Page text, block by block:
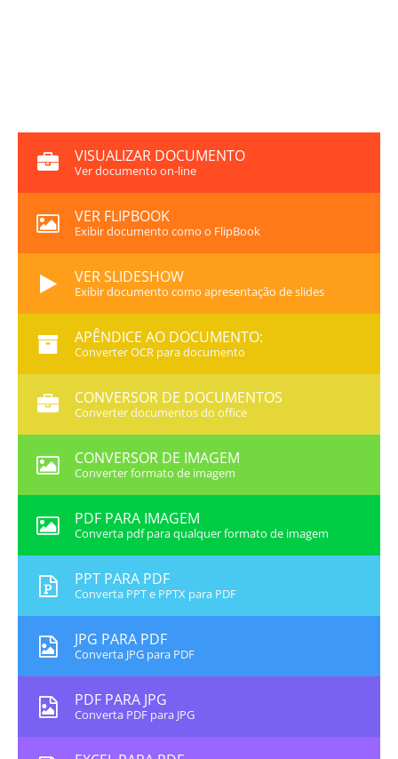
VISUALIZAR DOCUMENTO
Ver documento on-line
VER FLIPBOOK
Exibir documento como o FlipBook
VER SLIDESHOW
Exibir documento como apresentação de slides
APÊNDICE AO DOCUMENTO:
Converter OCR para documento
CONVERSOR DE DOCUMENTOS
Converter documentos do office
CONVERSOR DE IMAGEM
Converter formato de imagem
PDF PARA IMAGEM
Converta pdf para qualquer formato de imagem
PPT PARA PDF
Converta PPT e PPTX para PDF
JPG PARA PDF
Converta JPG para PDF
PDF PARA JPG
Converta PDF para JPG